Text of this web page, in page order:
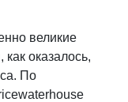
великие
оказалось,
По